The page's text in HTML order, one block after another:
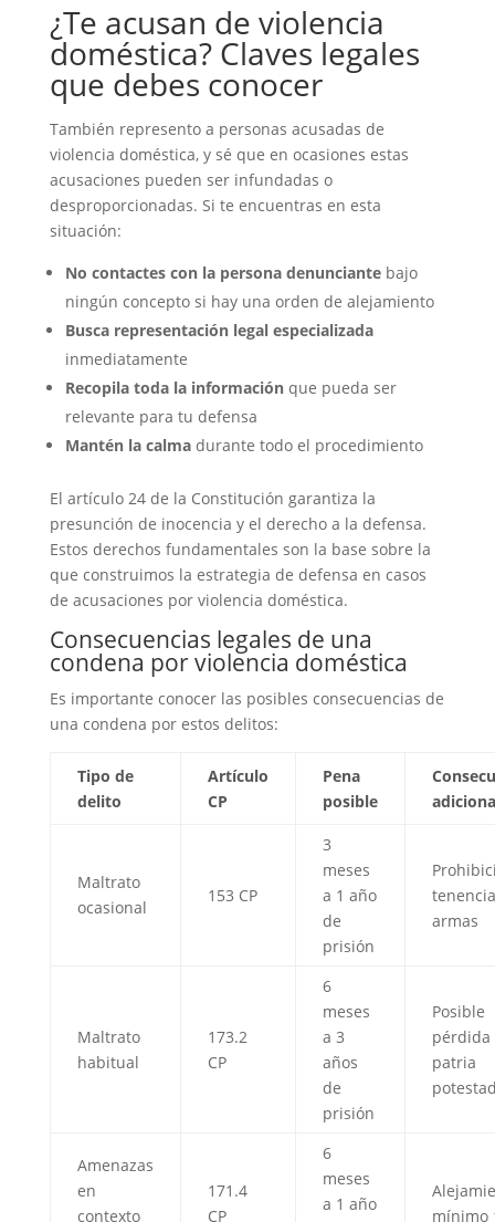
¿Te acusan de violencia
doméstica? Claves legales
que debes conocer
También represento a personas acusadas de
violencia doméstica, y sé que en ocasiones estas
acusaciones pueden ser infundadas o
desproporcionadas. Si te encuentras en esta
situación:
No contactes con la persona denunciantebajo
ningún concepto si hay una orden de alejamiento
Busca representación legal especializada
inmediatamente
Recopila toda la informaciónque pueda ser
relevante para tu defensa
Mantén la calmadurante todo el procedimiento
El artículo 24 de la Constitución garantiza la
presunción de inocencia y el derecho a la defensa.
Estos derechos fundamentales son la base sobre la
que construimos la estrategia de defensa en casos
de acusaciones por violencia doméstica.
Consecuencias legales de una
condena por violencia doméstica
Es importante conocer las posibles consecuencias de
una condena por estos delitos:
Tipo de
delito
Artículo
CP
Pena
posible
Maltrato
ocasional
153 CP
3
meses
a 1 año
de
prisión
armas
Maltrato
habitual
173.2
CP
6
meses
a 3
años
de
prisión
Posible
pérdida
patria
Amenazas
en
contexto
171.4
CP
6
meses
a 1 año
mínimo